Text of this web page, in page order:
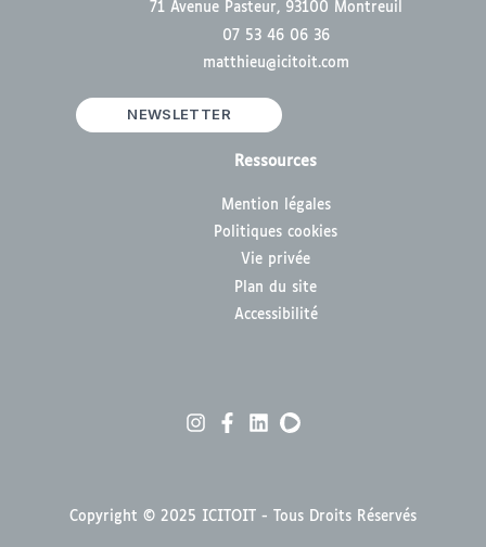
71 Avenue Pasteur, 93100 Montreuil
07 53 46 06 36
matthieu@icitoit.com
NEWSLETTER
Ressources
Mention légales
Politiques cookies
Vie privée
Plan du site
Accessibilité
Copyright © 2025 ICITOIT - Tous Droits Réservés